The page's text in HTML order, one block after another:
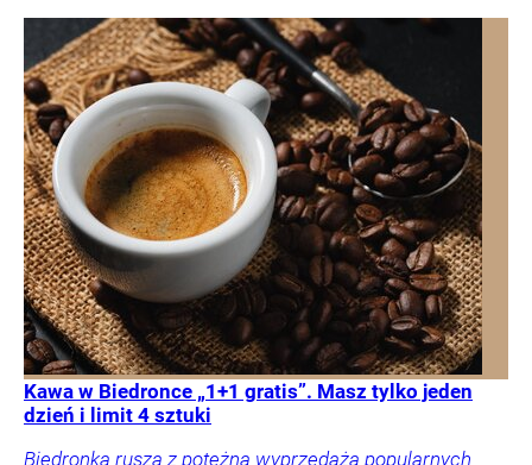
Kawa w Biedronce „1+1 gratis”. Masz tylko jeden
dzień i limit 4 sztuki
Biedronka rusza z potężną wyprzedażą popularnych